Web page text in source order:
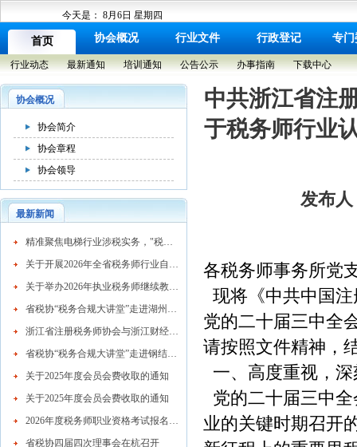
今天是： 8月6日 星期四
首页 协会概况 行业文件 行政登记 专门
行业动态 最新通知 培训通知 公告公示 办事指南 下载中心
协会概况
协会简介
协会章程
协会领导
最新新闻
​精准聚焦电梯行业涉税实务，"税务合规大讲堂"走进湖州市电梯行业协会
关于开展2026年全省税务师行业自律检查工作的通知
关于举办2026年执业税务师继续教育网络培训班的通知
省税协“税务合规大讲堂”走进湖州混凝土行业
浙江省注册税务师协会与浙江财经大学续签战略合作协议 共育高素质税务人才
省税协“税务合规大讲堂”走进钢结构行业协会精准赋能企业高质量发展
关于2025年度会员会费收取的通知
关于2025年度会员会费收取的通知
2026年度税务师职业资格考试报名公告
省税协四届四次理事会在杭召开
中共浙江省注
于税务师行业
发布
各税务师事务所党
现将《中共中国
党的二十届三中全
请按照文件精神，
一、高度重视，
党的二十届三中
业的关键时期召开